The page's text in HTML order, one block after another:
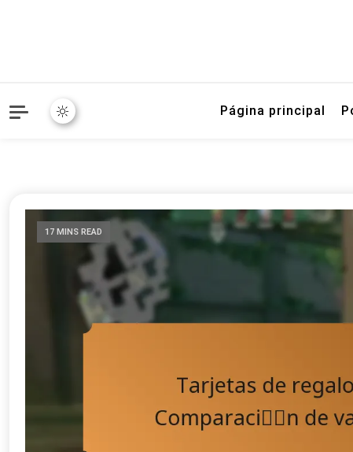
Página principal
17 MINS READ